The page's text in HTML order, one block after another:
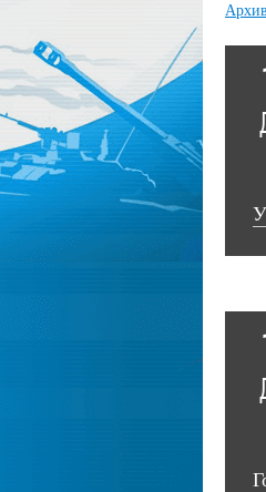
Архив